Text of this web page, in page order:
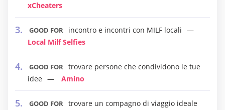
xCheaters
GOOD FOR
incontro e incontri con MILF locali
Local Milf Selfies
GOOD FOR trovare persone che condividono le tue
idee
Amino
GOOD FOR trovare un compagno di viaggio ideale